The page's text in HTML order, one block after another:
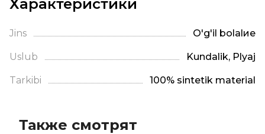
Характеристики
Jins O'g'il bolalие
Uslub Kundalik, Plyaj
Tarkibi 100% sintetik material
Также смотрят